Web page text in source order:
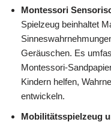
Montessori
Spielzeug beinhaltet
Geräuschen. Es
Montessori-
Kindern helfen,
entwickeln.
Mobilitätsspielzeug